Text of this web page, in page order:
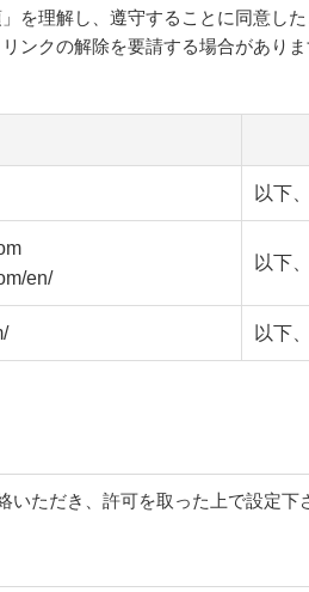
を理解し、遵守することに同意し
クの解除を要請する場合がありま
以下
en/
以下
以下
いただき、許可を取った上で設定下